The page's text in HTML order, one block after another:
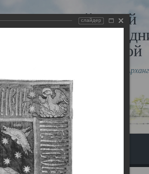
Виртуальный музей
и
Земли Архангельской
по благословлению митрополита
и Холмогорского Даниила
Вопрос-ответ
слайдер